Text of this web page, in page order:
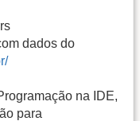
dados do
na IDE,
para